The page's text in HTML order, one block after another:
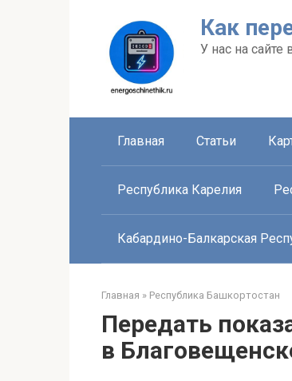
Как
У нас на
Главная Статьи
Республика Карелия
Кабардино-Балкарская
Главная » Республика Башкортостан
Передать
в